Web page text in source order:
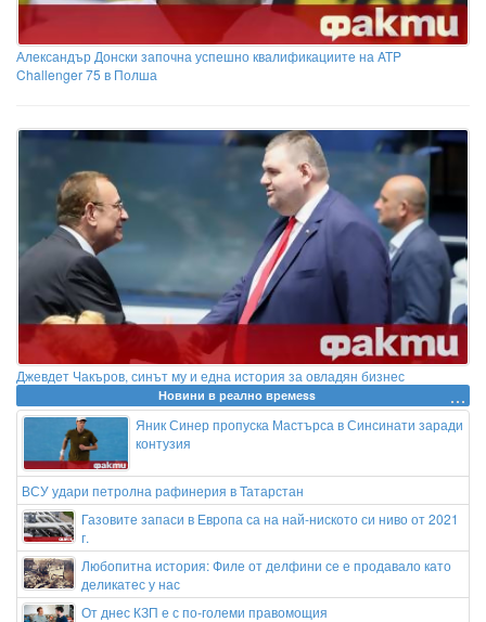
Александър Донски започна успешно квалификациите на ATP
Challenger 75 в Полша
Джевдет Чакъров, синът му и една история за овладян бизнес
Новини в реално времеss
Яник Синер пропуска Мастърса в Синсинати заради
контузия
ВСУ удари петролна рафинерия в Татарстан
Газовите запаси в Европа са на най-ниското си ниво от 2021
г.
Любопитна история: Филе от делфини се е продавало като
деликатес у нас
От днес КЗП е с по-големи правомощия